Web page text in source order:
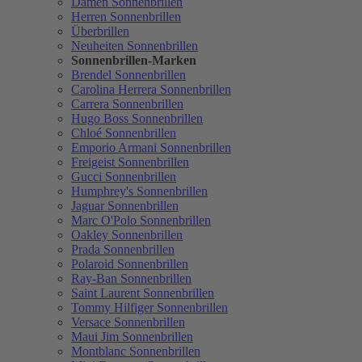
Herren Sonnenbrillen
Überbrillen
Neuheiten Sonnenbrillen
Sonnenbrillen-Marken
Brendel Sonnenbrillen
Carolina Herrera Sonnenbrillen
Carrera Sonnenbrillen
Hugo Boss Sonnenbrillen
Chloé Sonnenbrillen
Emporio Armani Sonnenbrillen
Freigeist Sonnenbrillen
Gucci Sonnenbrillen
Humphrey's Sonnenbrillen
Jaguar Sonnenbrillen
Marc O'Polo Sonnenbrillen
Oakley Sonnenbrillen
Prada Sonnenbrillen
Polaroid Sonnenbrillen
Ray-Ban Sonnenbrillen
Saint Laurent Sonnenbrillen
Tommy Hilfiger Sonnenbrillen
Versace Sonnenbrillen
Maui Jim Sonnenbrillen
Montblanc Sonnenbrillen